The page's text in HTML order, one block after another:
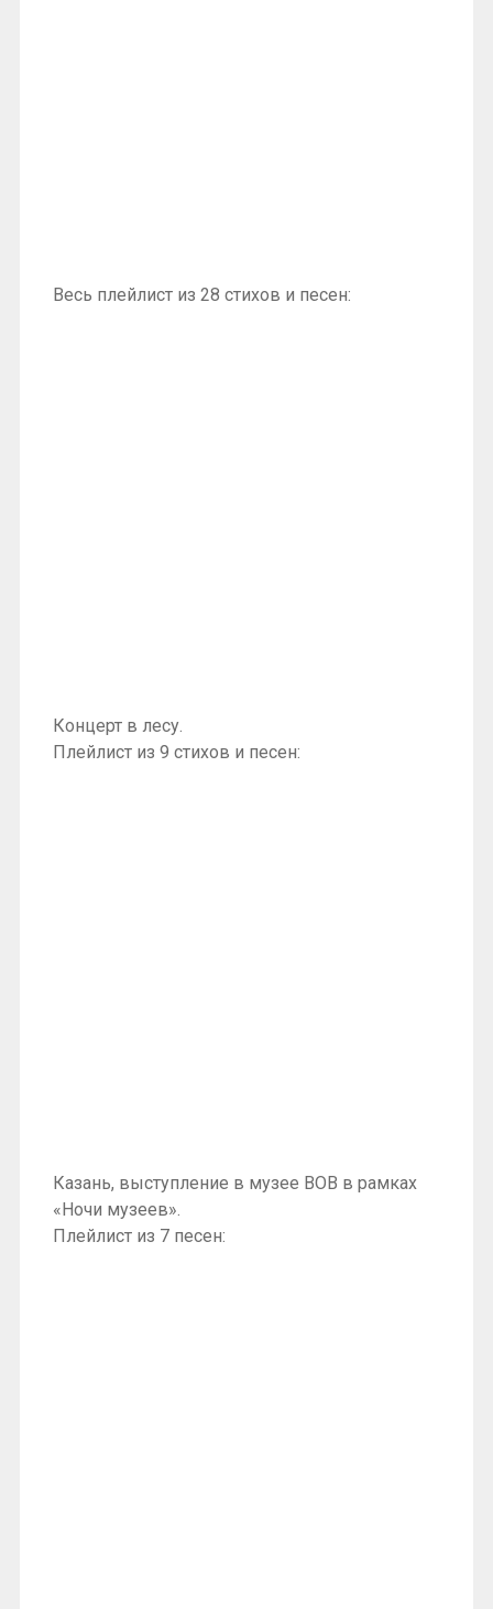
Весь плейлист из 28 стихов и песен:
Концерт в лесу.
Плейлист из 9 стихов и песен:
Казань, выступление в музее ВОВ в рамках
«Ночи музеев».
Плейлист из 7 песен: